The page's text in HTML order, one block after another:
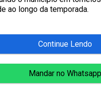
ao longo da temporada.
Continue Lendo
Mandar no Whatsapp